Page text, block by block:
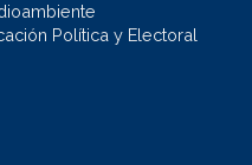
Política y Electoral